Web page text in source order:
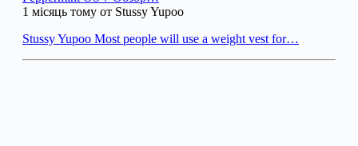
1 місяць тому от Stussy Yupoo
Stussy Yupoo Most people will use a weight vest for…